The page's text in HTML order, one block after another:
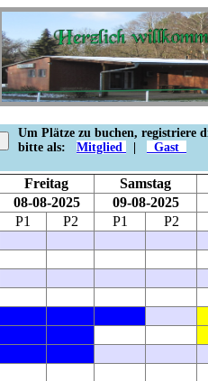
Um Plätze zu buchen, registriere
bitte als: Mitglied Gast
Freitag
Samstag
08-08-2025
09-08-2025
P1 P2 P1
P2